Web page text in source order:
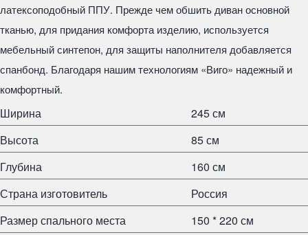
латексоподобный ППУ. Прежде чем обшить диван основной
тканью, для придания комфорта изделию, используется
мебельный синтепон, для защиты наполнителя добавляется
спанбонд. Благодаря нашим технологиям «Виго» надежный и
комфортный.
Ширина
245 см
Высота
85 см
Глубина
160 см
Страна изготовитель
Россия
Размер спального места
150 * 220 см